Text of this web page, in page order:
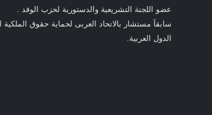
عضو اللجنة التشريعية والدستورية لحزب الوفد .
سابقآ مستشار بالاتحاد العربى لحماية حقوق الملكية
الدول العربية.